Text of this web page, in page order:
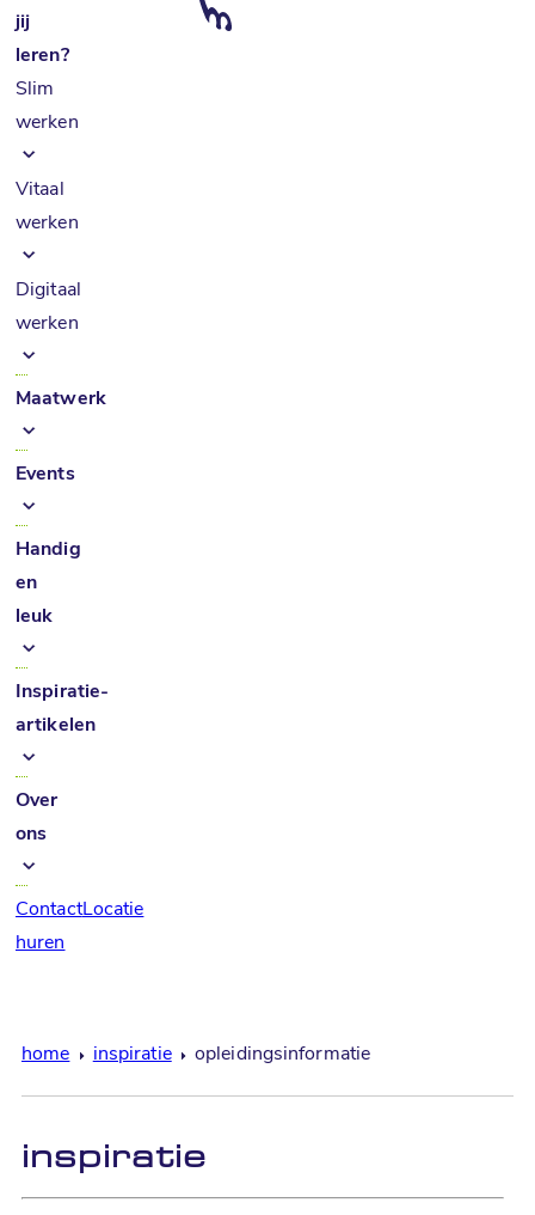
jij
leren?
Slim
werken
Vitaal
werken
Digitaal
werken
Maatwerk
Events
Handig
en
leuk
Inspiratie-
artikelen
Over
ons
ContactLocatie
huren
home inspiratie opleidingsinformatie
inspiratie